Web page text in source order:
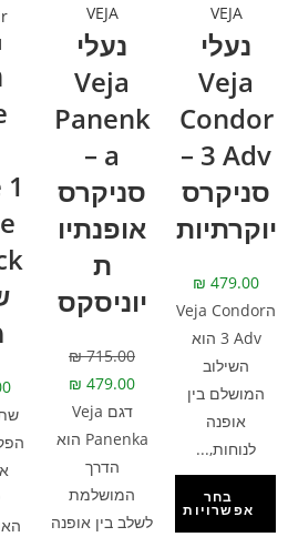
VEJA
נעלי
Veja
Condor
3 Adv –
סניקרס
יוקרתיות
₪ 479.00
הVeja Condor
3 Adv הוא
השילוב
המושלם בין
אופנה
לנוחות,...
בחר
אפשרויות
VEJA
נעלי
Veja
Panenk
a –
סניקרס
אופנתיו
ת
יוניסקס
₪715.00
₪ 479.00
דגם Veja
Panenka הוא
הדרך
המושלמת
לשלב בין אופנה